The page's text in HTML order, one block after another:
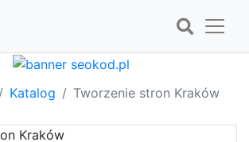
Katalog Tworzenie stron Kraków